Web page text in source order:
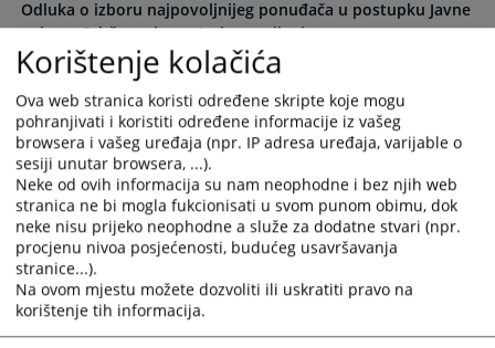
question
key
get
the
keyboard
shortcuts
for
changing
dates.
question
key
get
the
shortcuts
for
changing
dates.
20.06.2025.
Odluka o izboru najpovoljnijeg ponuđača u postupku Javne
nabave Održavanja centralnog grijanja
20.06.2025.
Odluka o izboru najpovoljnijeg ponuđača u postupku Javne
nabave Goriva za službena vozila
15.05.2025.
Odluka o izboru najpovoljnijeg ponuđača u postupku Javne
nabave Održavanja zelenih površina
09.05.2025.
Odluka o izboru najpovoljnijeg ponuđača u postupku Javne
nabave Knjigovodstvenih usluga
Korištenje kolačića
Ova web stranica koristi određene skripte koje mogu
pohranjivati i koristiti određene informacije iz vašeg
browsera i vašeg uređaja (npr. IP adresa uređaja, varijable o
sesiji unutar browsera, ...).
Neke od ovih informacija su nam neophodne i bez njih web
stranica ne bi mogla fukcionisati u svom punom obimu, dok
neke nisu prijeko neophodne a služe za dodatne stvari (npr.
procjenu nivoa posjećenosti, budućeg usavršavanja
stranice...).
Na ovom mjestu možete dozvoliti ili uskratiti pravo na
korištenje tih informacija.